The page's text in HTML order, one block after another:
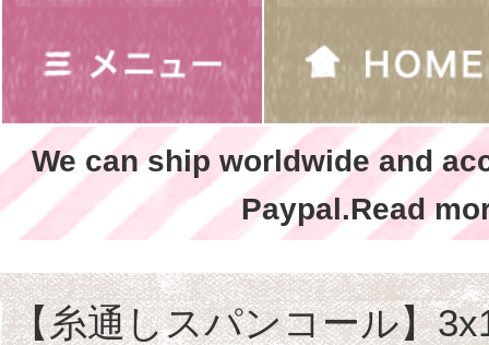
We can ship worldwide and
Paypal.Read
【糸通しスパンコール】